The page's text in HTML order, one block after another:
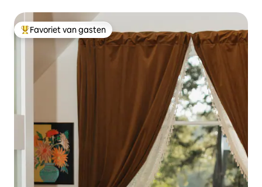
Topfavoriet van gasten
Favoriet van gasten